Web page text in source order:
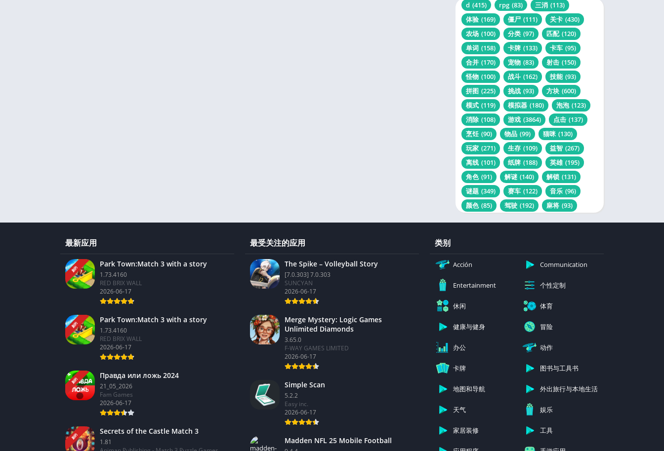
d (415) rpg (83) 三消 (113)
体验 (169) 僵尸 (111) 关卡 (430)
农场 (100) 分类 (97) 匹配 (120)
单词 (158) 卡牌 (133) 卡车 (95)
合并 (170) 宠物 (83) 射击 (150)
怪物 (100) 战斗 (162) 技能 (93)
拼图 (225) 挑战 (93) 方块 (600)
模式 (119) 模拟器 (180) 泡泡 (123)
消除 (108) 游戏 (3864) 点击 (137)
烹饪 (90) 物品 (99) 猫咪 (130)
玩家 (271) 生存 (109) 益智 (267)
离线 (101) 纸牌 (188) 英雄 (195)
角色 (91) 解谜 (140) 解锁 (131)
谜题 (349) 赛车 (122) 音乐 (96)
颜色 (85) 驾驶 (192) 麻将 (93)
最新应用
新的
Park Town:Match 3 with a story
1.73.4160
RED BRIX WALL
2026-06-17
新的
Park Town:Match 3 with a story
1.73.4160
RED BRIX WALL
2026-06-17
新的
Правда или ложь 2024
21_05_2026
Fam Games
2026-06-17
新的
Secrets of the Castle Match 3
1.81
最受关注的应用
The Spike – Volleyball Story
[7.0.303] 7.0.303
SUNCYAN
2026-06-17
Merge Mystery: Logic Games
Unlimited Diamonds
3.65.0
F-WAY GAMES LIMITED
2026-06-17
Simple Scan
5.2.2
Easy inc.
2026-06-17
Madden NFL 25 Mobile Football
类别
Acción Communication
Entertainment 个性定制
休闲 体育
健康与健身 冒险
办公 动作
卡牌 图书与工具书
地图和导航 外出旅行与本地生活
天气 娱乐
家居装修 工具